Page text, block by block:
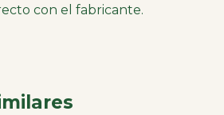
con el fabricante.